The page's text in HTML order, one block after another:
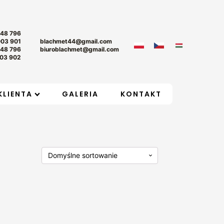
796
901
796
902
blachmet44@gmail.com
biuroblachmet@gmail.com
GALERIA KONTAKT